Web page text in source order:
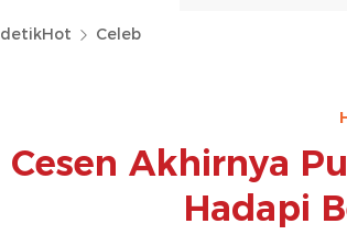
detikHot Celeb
Cesen Akhirnya
Hadapi